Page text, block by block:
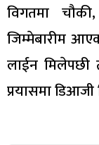
विगतमा
जिम्मेबारीम
लाईन मिलेपछी
प्रयासमा